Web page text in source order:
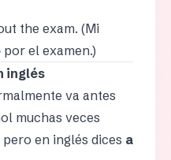
the exam. (Mi
por el examen.)
inglés
va antes
muchas veces
pero en inglés dices a